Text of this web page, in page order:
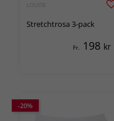
LOUISE
Stretchtrosa 3-pack
Fr. 198 kr
-20%